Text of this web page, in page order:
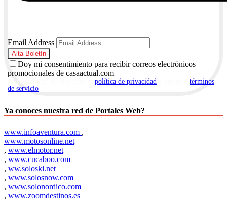
Email Address
Doy mi consentimiento para recibir correos electrónicos
promocionales de casaactual.com
política de privacidad
términos
de servicio
Ya conoces nuestra red de Portales Web?
www.infoaventura.com ,
www.motosonline.net
, www.elmotor.net
, www.cucaboo.com
, ww.soloski.net
, www.solosnow.com
, www.solonordico.com
, www.zoomdestinos.es